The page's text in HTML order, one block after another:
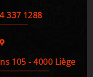
337 1288
105 - 4000 Liège